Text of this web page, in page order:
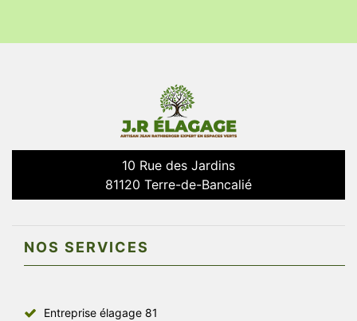
10 Rue des Jardins
81120 Terre-de-Bancalié
NOS SERVICES
Entreprise élagage 81